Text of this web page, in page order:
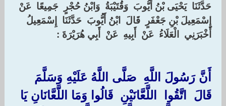
حَدَّثَنَا ‏ ‏يَحْيَى بْنُ أَيُّوبَ ‏ ‏وَقُتَيْبَةُ ‏ ‏وَابْنُ حُجْرٍ ‏ ‏جَمِيعًا ‏ ‏عَنْ ‏
‏إِسْمَعِيلَ بْنِ جَعْفَرٍ ‏ ‏قَالَ ‏ ‏ابْنُ أَيُّوبَ ‏ ‏حَدَّثَنَا ‏ ‏إِسْمَعِيلُ ‏
‏أَخْبَرَنِي ‏ ‏الْعَلَاءُ ‏ ‏عَنْ ‏ ‏أَبِيهِ ‏ ‏عَنْ ‏ ‏أَبِي هُرَيْرَةَ ‏:‏
أَنَّ رَسُولَ اللَّهِ ‏ ‏صَلَّى اللَّهُ عَلَيْهِ وَسَلَّمَ ‏
‏قَالَ ‏ ‏اتَّقُوا ‏ ‏اللَّعَّانَيْنِ ‏ ‏قَالُوا وَمَا اللَّعَّانَانِ يَا